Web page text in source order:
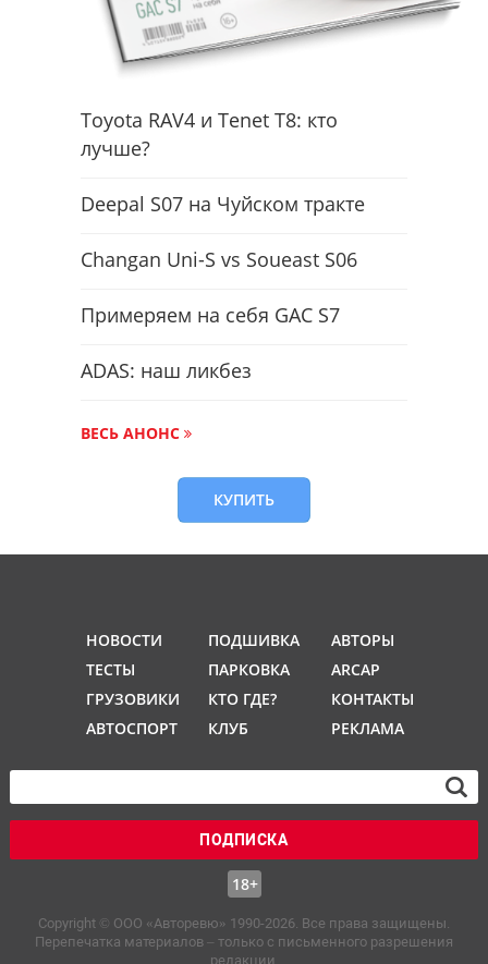
Toyota RAV4 и Tenet T8: кто
лучше?
Deepal S07 на Чуйском тракте
Changan Uni-S vs Soueast S06
Примеряем на себя GAC S7
ADAS: наш ликбез
ВЕСЬ АНОНС
КУПИТЬ
НОВОСТИ
ТЕСТЫ
ГРУЗОВИКИ
АВТОСПОРТ
ПОДШИВКА
ПАРКОВКА
КТО ГДЕ?
КЛУБ
АВТОРЫ
ARCAP
КОНТАКТЫ
РЕКЛАМА
ПОДПИСКА
18+
Copyright © OOO «Авторевю» 1990-2026. Все права защищены.
Перепечатка материалов – только с письменного разрешения
редакции.